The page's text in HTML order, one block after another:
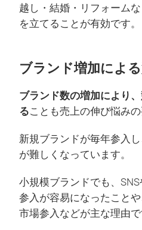
越し・結婚・リフォーム
を立てることが有効です。
ブランド増加によ
ブランド数の増加により
ることも売上の伸び悩みの
新規ブランドが毎年参入
が難しくなっています。
小規模ブランドでも、
参入が容易になったこと
市場参入などが主な理由で